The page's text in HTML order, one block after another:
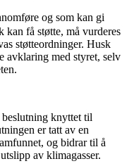
og som kan gi
kan få støtte, må vurderes
støtteordninger. Husk
avklaring med styret, selv
knyttet til
er tatt av en
og bidrar til å
av klimagasser.